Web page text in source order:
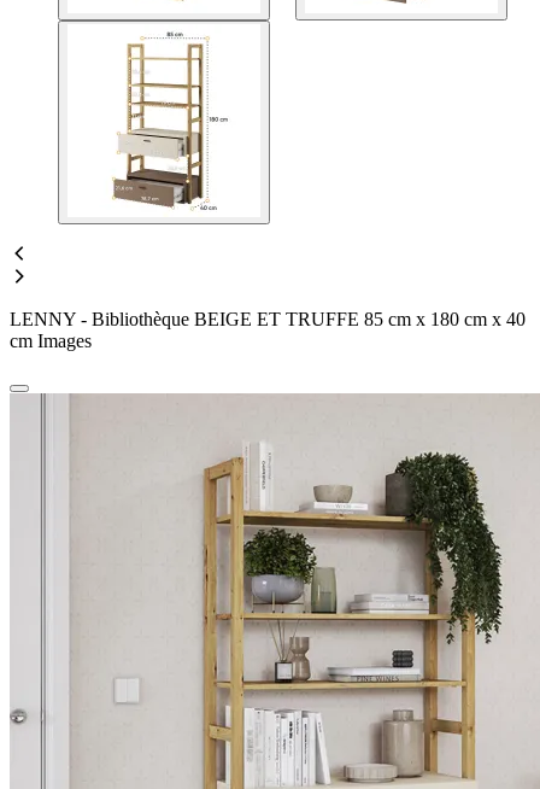
LENNY - Bibliothèque BEIGE ET TRUFFE 85 cm x 180 cm x 40
cm Images